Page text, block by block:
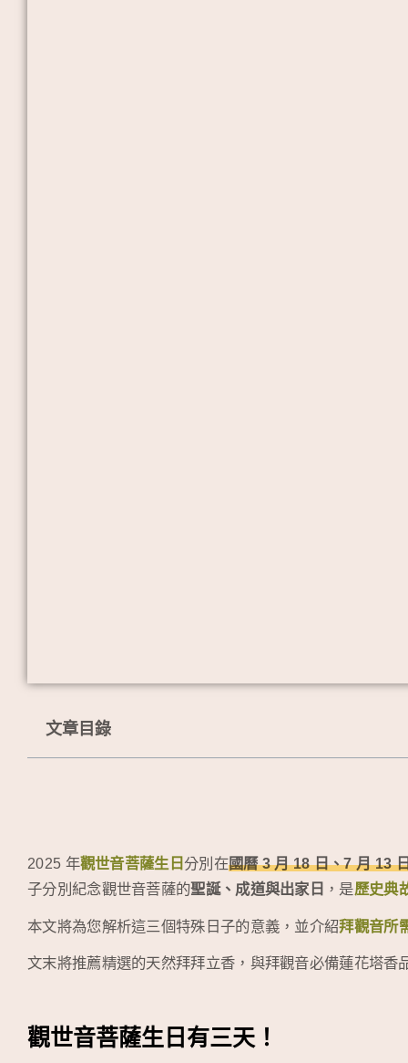
文章目錄
2025 年觀世音菩薩生日分別在國曆 3 月 18 日、7 月 13
子分別紀念觀世音菩薩的聖誕、成道與出家日 ，是歷史典
本文將為您解析這三個特殊日子的意義，並介紹拜觀音所
文末將推薦精選的天然拜拜立香，與拜觀音必備蓮花塔
觀世音菩薩生日有三天！